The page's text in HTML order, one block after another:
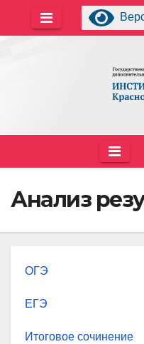
Анализ
ОГЭ
ЕГЭ
Итоговое сочинение